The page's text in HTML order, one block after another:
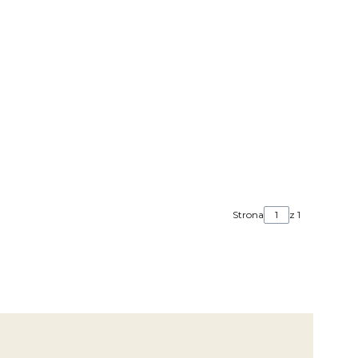
Strona z 1